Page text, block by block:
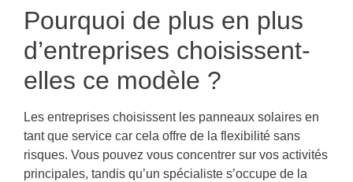
Pourquoi de plus en plus
d’entreprises choisissent-
elles ce modèle ?
Les entreprises choisissent les panneaux solaires en
tant que service car cela offre de la flexibilité sans
risques. Vous pouvez vous concentrer sur vos activités
principales, tandis qu’un spécialiste s’occupe de la